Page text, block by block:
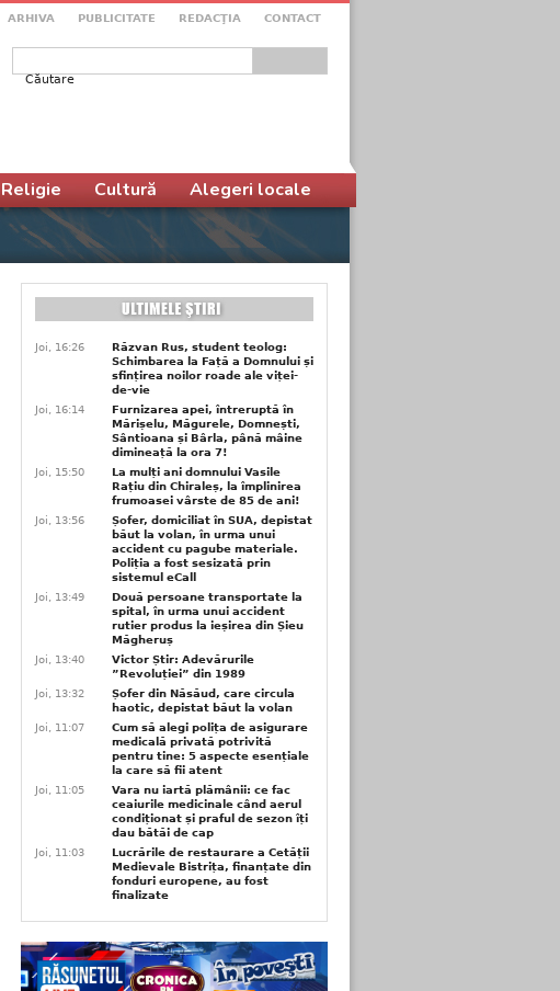
ARHIVA PUBLICITATE REDACŢIA CONTACT
Formular de căutare
Religie Cultură Alegeri locale
Joi, 16:26
Răzvan Rus, student teolog:
Schimbarea la Față a Domnului și
sfințirea noilor roade ale viței-
de-vie
Joi, 16:14
Furnizarea apei, întreruptă în
Mărișelu, Măgurele, Domnești,
Sântioana și Bârla, până mâine
dimineață la ora 7!
Joi, 15:50
La mulți ani domnului Vasile
Rațiu din Chiraleș, la împlinirea
frumoasei vârste de 85 de ani!
Joi, 13:56
Șofer, domiciliat în SUA, depistat
băut la volan, în urma unui
accident cu pagube materiale.
Poliția a fost sesizată prin
sistemul eCall
Joi, 13:49
Două persoane transportate la
spital, în urma unui accident
rutier produs la ieșirea din Șieu
Măgheruș
Joi, 13:40
Victor Știr: Adevărurile
”Revoluției” din 1989
Joi, 13:32
Șofer din Năsăud, care circula
haotic, depistat băut la volan
Joi, 11:07
Cum să alegi polița de asigurare
medicală privată potrivită
pentru tine: 5 aspecte esențiale
la care să fii atent
Joi, 11:05
Vara nu iartă plămânii: ce fac
ceaiurile medicinale când aerul
condiționat și praful de sezon îți
dau bătăi de cap
Joi, 11:03
Lucrările de restaurare a Cetății
Medievale Bistrița, finanțate din
fonduri europene, au fost
finalizate